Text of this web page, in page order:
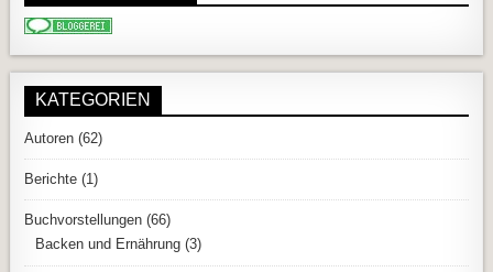
KATEGORIEN
Autoren (62)
Berichte (1)
Buchvorstellungen (66)
Backen und Ernährung (3)